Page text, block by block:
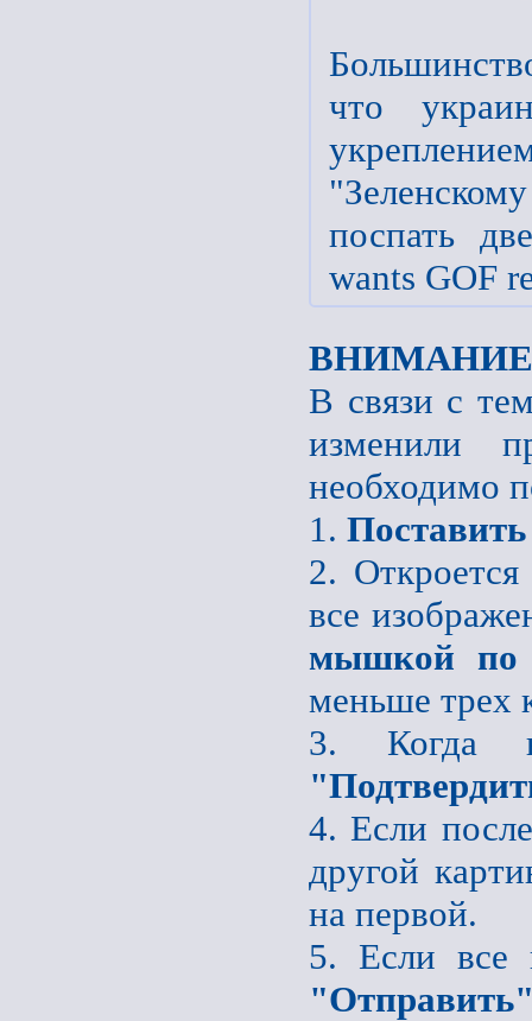
что
поспать
wants GOF
В связи с
изменили
необходимо
1.
2.
все
мышкой по
меньше трех
3. Когда
4. Если
другой
на первой.
5. Если все